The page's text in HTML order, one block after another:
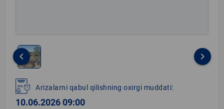
1
of
1
keyboard_arrow_left keyboard_arrow_right
Arizalarni qabul qilishning oxirgi muddati:
10.06.2026 09:00